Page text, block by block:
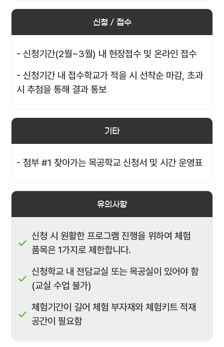
신청 / 접수
- 신청기간(2월~3월) 내 현장접수 및 온라인 접수
- 신청기간 내 접수학교가 적을 시 선착순 마감, 초과
시 추첨을 통해 결과 통보
기타
- 첨부 #1 찾아가는 목공학교 신청서 및 시간 운영표
유의사항
신청 시 원활한 프로그램 진행을 위하여 체험
품목은 1가지로 제한합니다.
신청학교 내 전담교실 또는 목공실이 있어야 함
(교실 수업 불가)
체험기간이 길어 체험 부자재와 체험키트 적재
공간이 필요함